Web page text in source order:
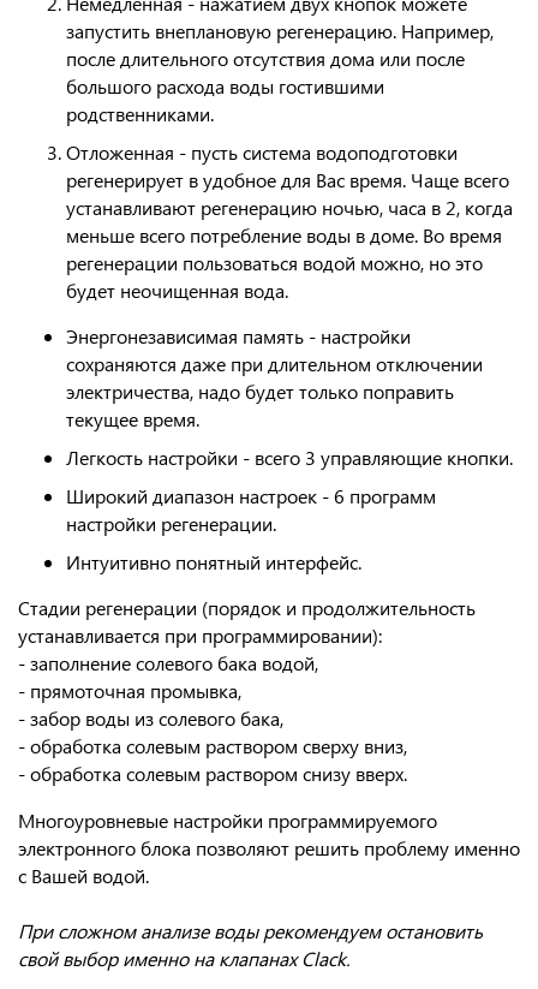
запустить внеплановую регенерацию. Например,
после длительного отсутствия дома или после
большого расхода воды гостившими
родственниками.
Отложенная - пусть система водоподготовки
регенерирует в удобное для Вас время. Чаще всего
устанавливают регенерацию ночью, часа в 2, когда
меньше всего потребление воды в доме. Во время
регенерации пользоваться водой можно, но это
будет неочищенная вода.
Энергонезависимая память - настройки
сохраняются даже при длительном отключении
электричества, надо будет только поправить
текущее время.
Легкость настройки - всего 3 управляющие кнопки.
Широкий диапазон настроек - 6 программ
настройки регенерации.
Интуитивно понятный интерфейс.
Стадии регенерации (порядок и продолжительность
устанавливается при программировании):
- заполнение солевого бака водой,
- прямоточная промывка,
- забор воды из солевого бака,
- обработка солевым раствором сверху вниз,
- обработка солевым раствором снизу вверх.
Многоуровневые настройки программируемого
электронного блока позволяют решить проблему именно
с Вашей водой.
При сложном анализе воды рекомендуем остановить
свой выбор именно на клапанах Clack.